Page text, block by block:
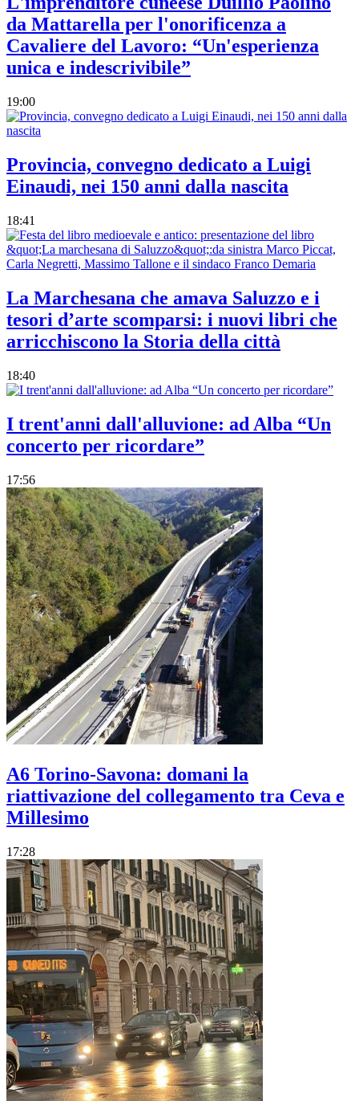
da Mattarella per l'onorificenza a
Cavaliere del Lavoro: “Un'esperienza
unica e indescrivibile”
19:00
Provincia, convegno dedicato a Luigi
Einaudi, nei 150 anni dalla nascita
18:41
La Marchesana che amava Saluzzo e i
tesori d’arte scomparsi: i nuovi libri che
arricchiscono la Storia della città
18:40
I trent'anni dall'alluvione: ad Alba “Un
concerto per ricordare”
17:56
A6 Torino-Savona: domani la
riattivazione del collegamento tra Ceva e
Millesimo
17:28